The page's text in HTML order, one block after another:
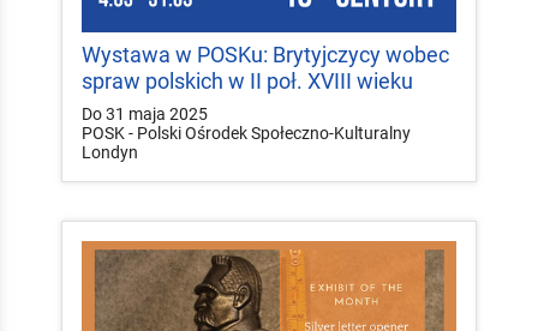
Wystawa w POSKu: Brytyjczycy wobec
spraw polskich w II poł. XVIII wieku
Do 31 maja 2025
POSK - Polski Ośrodek Społeczno-Kulturalny
Londyn